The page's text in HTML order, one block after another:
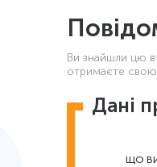
Ви знайшли цю
отримаєте
Дані
ЩО